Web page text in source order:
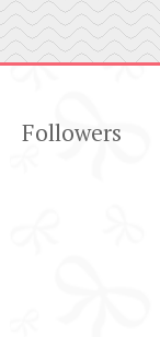
Followers